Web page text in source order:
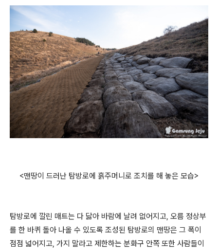
<맨땅이 드러난 탐방로에 흙주머니로 조치를 해 놓은 모습>
탐방로에 깔린 매트는 다 닳아 바람에 날려 없어지고, 오름 정상부
를 한 바퀴 돌아 나올 수 있도록 조성된 탐방로의 맨땅은 그 폭이
점점 넓어지고, 가지 말라고 제한하는 분화구 안쪽 또한 사람들이